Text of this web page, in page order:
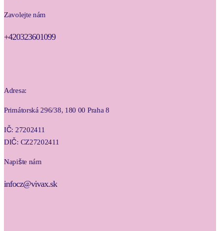
Zavolejte nám
+420323601099
Adresa:
Primátorská 296/38, 180 00 Praha 8
IČ: 27202411
DIČ: CZ27202411
Napište nám
infocz@vivax.sk